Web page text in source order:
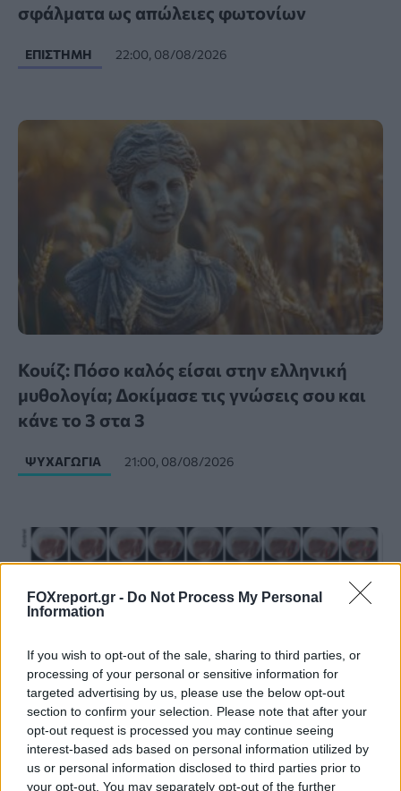
FOXreport.gr - Do Not Process My Personal
Information
If you wish to opt-out of the sale, sharing to third parties, or
processing of your personal or sensitive information for
targeted advertising by us, please use the below opt-out
section to confirm your selection. Please note that after your
opt-out request is processed you may continue seeing
interest-based ads based on personal information utilized by
us or personal information disclosed to third parties prior to
your opt-out. You may separately opt-out of the further
σφάλματα ως απώλειες φωτονίων
ΕΠΙΣΤΉΜΗ 22:00, 08/08/2026
Κουίζ: Πόσο καλός είσαι στην ελληνική
μυθολογία; Δοκίμασε τις γνώσεις σου και
κάνε το 3 στα 3
ΨΥΧΑΓΩΓΊΑ 21:00, 08/08/2026
Έξυπνη συσκευασία υδρογέλης δείχνει αν